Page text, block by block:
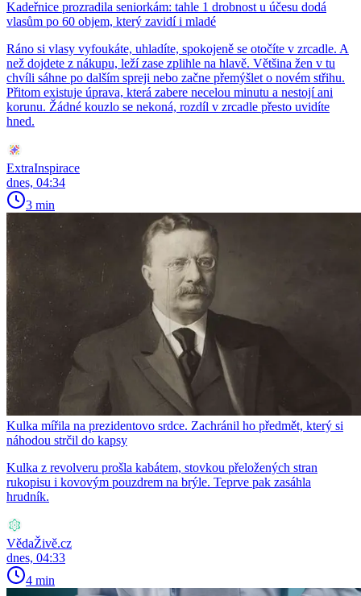
Kadeřnice prozradila seniorkám: tahle 1 drobnost u účesu dodá
vlasům po 60 objem, který zavidí i mladé
Ráno si vlasy vyfoukáte, uhladíte, spokojeně se otočíte v zrcadle. A
než dojdete z nákupu, leží zase zplihle na hlavě. Většina žen v tu
chvíli sáhne po dalším spreji nebo začne přemýšlet o novém střihu.
Přitom existuje úprava, která zabere necelou minutu a nestojí ani
korunu. Žádné kouzlo se nekoná, rozdíl v zrcadle přesto uvidíte
hned.
ExtraInspirace
dnes, 04:34
3 min
Kulka mířila na prezidentovo srdce. Zachránil ho předmět, který si
náhodou strčil do kapsy
Kulka z revolveru prošla kabátem, stovkou přeložených stran
rukopisu i kovovým pouzdrem na brýle. Teprve pak zasáhla
hrudník.
VědaŽivě.cz
dnes, 04:33
4 min